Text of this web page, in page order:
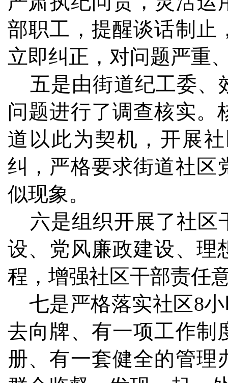
部职工，提醒谈话制止
立即纠正，对问题严重
五是由街道纪工委、
问题进行了调查核实。
道以此为契机，开展
纠，严格要求街道社区
似现象。
六是组织开展了社区
设、党风廉政建设、理
程，增强社区干部责任
七是严格落实社区8小
去向牌、有一项工作制
册、有一套健全的管理